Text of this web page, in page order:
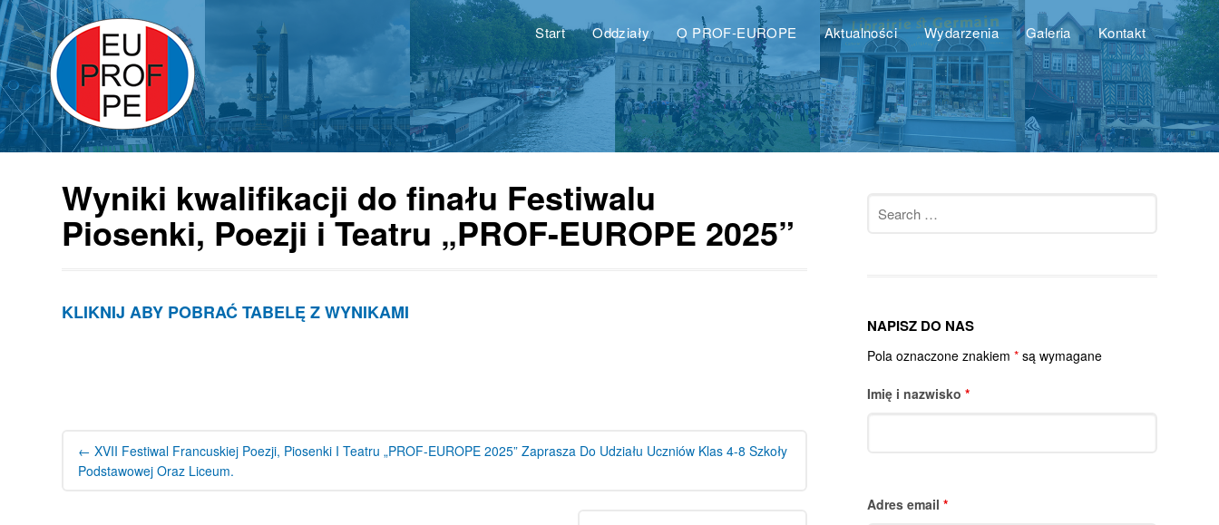
Start Oddziały O PROF-EUROPE Aktualności Wydarzenia Galeria Kontakt
Wyniki kwalifikacji do finału Festiwalu
Piosenki, Poezji i Teatru „PROF-EUROPE 2025”
KLIKNIJ ABY POBRAĆ TABELĘ Z WYNIKAMI
← XVII Festiwal Francuskiej Poezji, Piosenki I Teatru „PROF-EUROPE 2025” Zaprasza Do Udziału Uczniów Klas 4-8 Szkoły
Podstawowej Oraz Liceum.
for:
NAPISZ DO NAS
Pola oznaczone znakiem* są wymagane
Imię i nazwisko*
Adres email*